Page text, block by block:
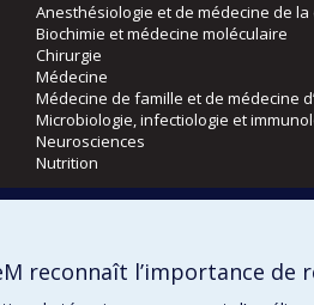
Anesthésiologie et de médecine de
Biochimie et médecine moléculaire
Chirurgie
Médecine
Médecine de famille et de médecine
Microbiologie, infectiologie et
Neurosciences
Nutrition
Orthophonie et audiologie
reconnaît l’importance de